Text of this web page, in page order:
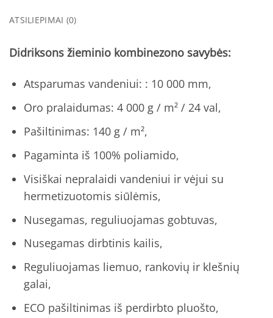
ATSILIEPIMAI (0)
Didriksons žieminio kombinezono savybės:
Atsparumas vandeniui: : 10 000 mm,
Oro pralaidumas: 4 000 g / m² / 24 val,
Pašiltinimas: 140 g / m²,
Pagaminta iš 100% poliamido,
Visiškai nepralaidi vandeniui ir vėjui su
hermetizuotomis siūlėmis,
Nusegamas, reguliuojamas gobtuvas,
Nusegamas dirbtinis kailis,
Reguliuojamas liemuo, rankovių ir klešnių
galai,
ECO pašiltinimas iš perdirbto pluošto,